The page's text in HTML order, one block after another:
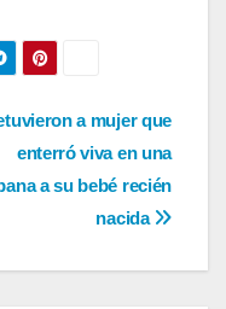
a mujer que
enterró viva en una
a su bebé recién
nacida